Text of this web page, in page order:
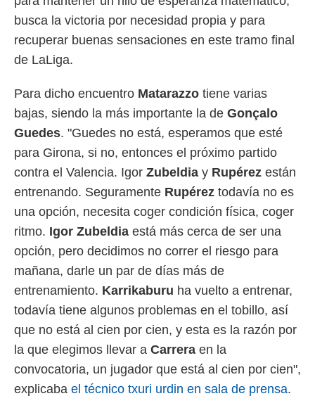
traten tus
en
a lo que
Para
datos
en
en
en
de
o acceder
datos
perfiles
busca la victoria por necesidad propia y para
recuperar buenas sensaciones en este tramo final
de LaLiga.
Para dicho encuentro Matarazzo tiene varias
bajas, siendo la más importante la de Gonçalo
Guedes. "Guedes no está, esperamos que esté
para Girona, si no, entonces el próximo partido
contra el Valencia. Igor Zubeldia y Rupérez están
entrenando. Seguramente Rupérez todavía no es
una opción, necesita coger condición física, coger
ritmo. Igor Zubeldia está más cerca de ser una
opción, pero decidimos no correr el riesgo para
mañana, darle un par de días más de
entrenamiento. Karrikaburu ha vuelto a entrenar,
todavía tiene algunos problemas en el tobillo, así
que no está al cien por cien, y esta es la razón por
la que elegimos llevar a Carrera en la
convocatoria, un jugador que está al cien por cien",
explicaba el técnico txuri urdin en sala de prensa.